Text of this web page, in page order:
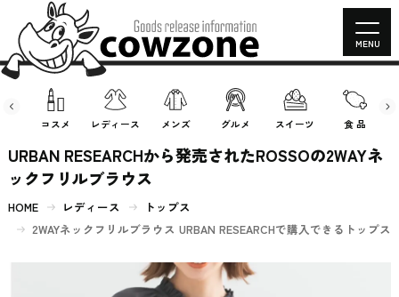
コスメ レディース メンズ グルメ スイーツ 食 品
MENU
URBAN RESEARCHから発売されたROSSOの2WAYネ
ックフリルブラウス
HOME レディース
トップス
2WAYネックフリルブラウス URBAN RESEARCHで購入できるトップス